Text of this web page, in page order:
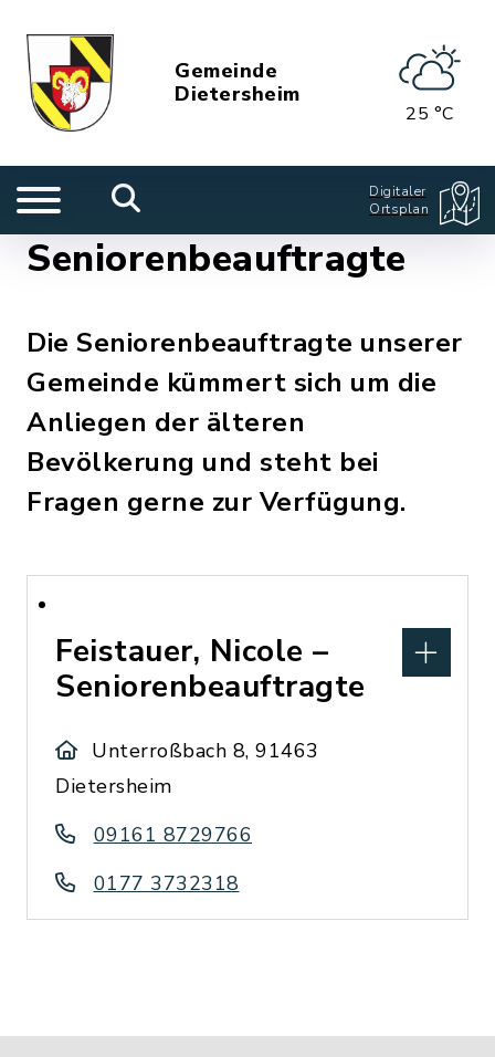
Gemeinde
Dietersheim
25 °C
Digitaler
Ortsplan
Seniorenbeauftragte
Die Seniorenbeauftragte unserer
Gemeinde kümmert sich um die
Anliegen der älteren
Bevölkerung und steht bei
Fragen gerne zur Verfügung.
Feistauer, Nicole –
Seniorenbeauftragte
Unterroßbach 8, 91463
Dietersheim
09161 8729766
0177 3732318